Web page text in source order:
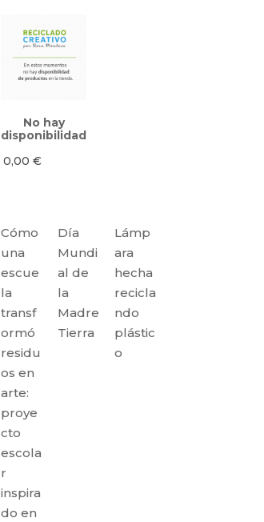
No hay
disponibilidad
0,00€
Cómo
una
escue
la
transf
ormó
residu
os en
arte:
proye
cto
escola
r
inspira
do en
Día
Mundi
al de
la
Madre
Tierra
Lámp
ara
hecha
recicla
ndo
plástic
o